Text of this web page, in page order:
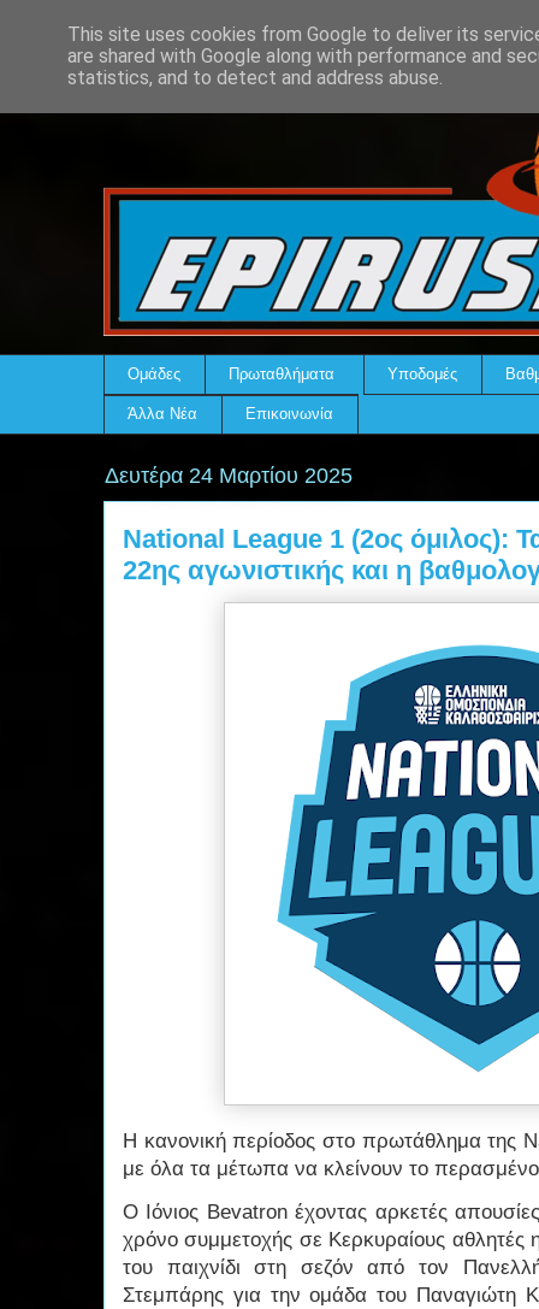
Ομάδες Πρωταθλήματα Υποδομές
Άλλα Νέα Επικοινωνία
Δευτέρα 24 Μαρτίου 2025
National League 1 (2ος όμιλος):
22ης αγωνιστικής και η
Η κανονική περίοδος στο πρωτάθλημα της
με όλα τα μέτωπα να κλείνουν το
Ο Ιόνιος Bevatron έχοντας αρκετές
χρόνο συμμετοχής σε Κερκυραίους αθλητές
του παιχνίδι στη σεζόν από τον
Στεμπάρης για την ομάδα του Παναγιώτη
This site uses cookies from Google to deliver its
are shared with Google along with performance and
statistics, and to detect and address abuse.